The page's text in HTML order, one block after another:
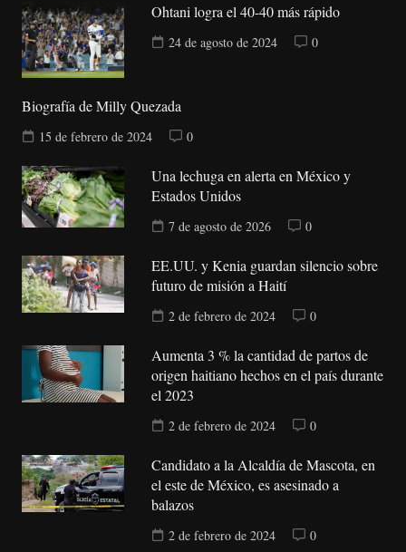
Ohtani logra el 40-40 más rápido
24 de agosto de 2024 0
Biografía de Milly Quezada
15 de febrero de 2024 0
Una lechuga en alerta en México y
Estados Unidos
7 de agosto de 2026 0
EE.UU. y Kenia guardan silencio sobre
futuro de misión a Haití
2 de febrero de 2024 0
Aumenta 3 % la cantidad de partos de
origen haitiano hechos en el país durante
el 2023
2 de febrero de 2024 0
Candidato a la Alcaldía de Mascota, en
el este de México, es asesinado a
balazos
2 de febrero de 2024 0